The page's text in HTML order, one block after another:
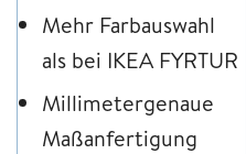
Mehr Farbauswahl
als bei IKEA FYRTUR
Millimetergenaue
Maßanfertigung